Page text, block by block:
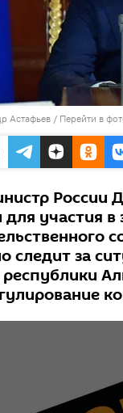
Астафьев / Перейти в
России
участия в
следит за